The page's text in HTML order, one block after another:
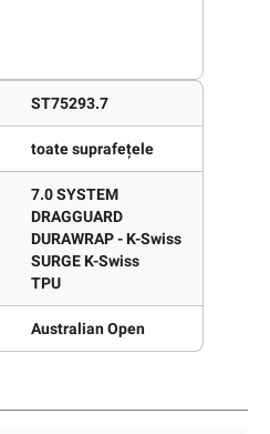
ST75293.7
toate suprafețele
7.0 SYSTEM
DRAGGUARD
DURAWRAP - K-Swiss
SURGE K-Swiss
TPU
Australian Open